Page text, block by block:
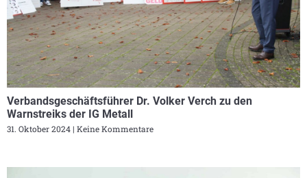
Verbandsgeschäftsführer Dr. Volker Verch zu den
Warnstreiks der IG Metall
31. Oktober 2024 Keine Kommentare